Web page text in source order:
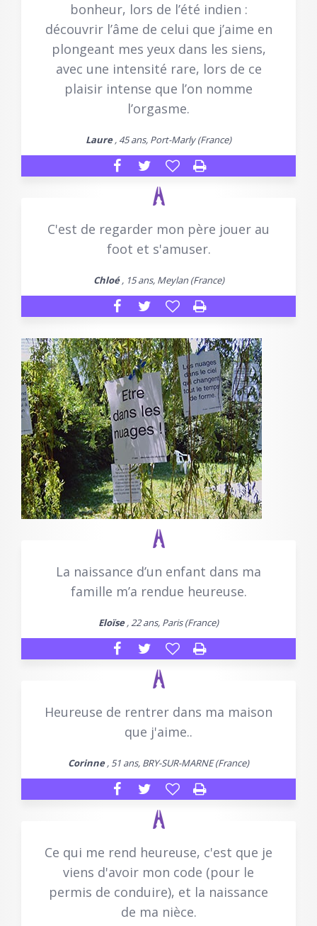
bonheur, lors de l’été indien :
découvrir l’âme de celui que j’aime en
plongeant mes yeux dans les siens,
avec une intensité rare, lors de ce
plaisir intense que l’on nomme
l’orgasme.
Laure, 45 ans, Port-Marly (France)
C'est de regarder mon père jouer au
foot et s'amuser.
Chloé, 15 ans, Meylan (France)
La naissance d’un enfant dans ma
famille m’a rendue heureuse.
Eloïse, 22 ans, Paris (France)
Heureuse de rentrer dans ma maison
que j'aime..
Corinne, 51 ans, BRY-SUR-MARNE (France)
Ce qui me rend heureuse, c'est que je
viens d'avoir mon code (pour le
permis de conduire), et la naissance
de ma nièce.